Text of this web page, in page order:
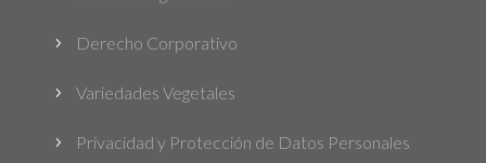
5 Derecho Corporativo
5 Variedades Vegetales
5 Privacidad y Protección de Datos Personales